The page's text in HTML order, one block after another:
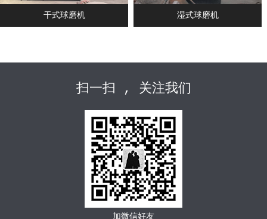
干式球磨机 湿式球磨机
扫一扫 , 关注我们
加微信好友